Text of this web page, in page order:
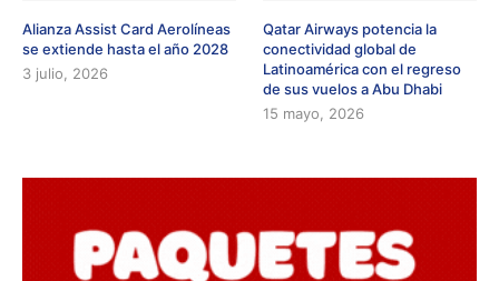
Alianza Assist Card Aerolíneas
se extiende hasta el año 2028
3 julio, 2026
Qatar Airways potencia la
conectividad global de
Latinoamérica con el regreso
de sus vuelos a Abu Dhabi
15 mayo, 2026